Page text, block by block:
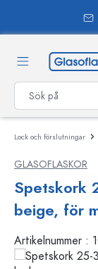
Lock och förslutningar
GLASOFLASKOR
Spetskork
beige, för
Artikelnummer :